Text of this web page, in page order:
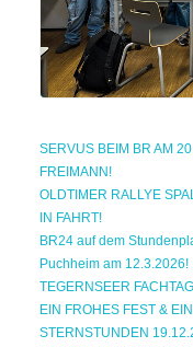
SERVUS BEIM BR AM
FREIMANN!
OLDTIMER RALLYE
IN FAHRT!
BR24 auf dem
Puchheim am 12.3.2026!
TEGERNSEER
EIN FROHES FEST &
STERNSTUNDEN